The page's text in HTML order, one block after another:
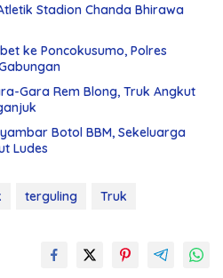
Stadion Chanda Bhirawa
ke Poncokusumo, Polres
Gara Rem Blong, Truk Angkut
Botol BBM, Sekeluarga
Ludes
terguling Truk